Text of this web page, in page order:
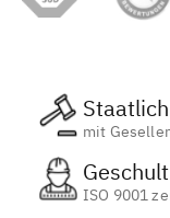
mit
Geschult
ISO 9001